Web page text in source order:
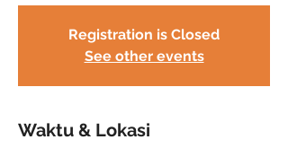
Registration is Closed
See other events
Waktu & Lokasi